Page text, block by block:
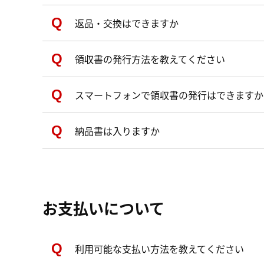
返品・交換はできますか
領収書の発行方法を教えてください
スマートフォンで領収書の発行はできます
納品書は入りますか
お支払いについて
利用可能な支払い方法を教えてください